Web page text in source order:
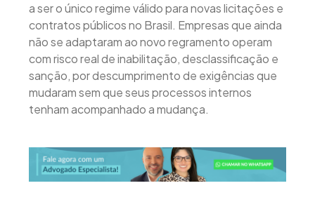
a ser o único regime válido para novas licitações e
contratos públicos no Brasil. Empresas que ainda
não se adaptaram ao novo regramento operam
com risco real de inabilitação, desclassificação e
sanção, por descumprimento de exigências que
mudaram sem que seus processos internos
tenham acompanhado a mudança.